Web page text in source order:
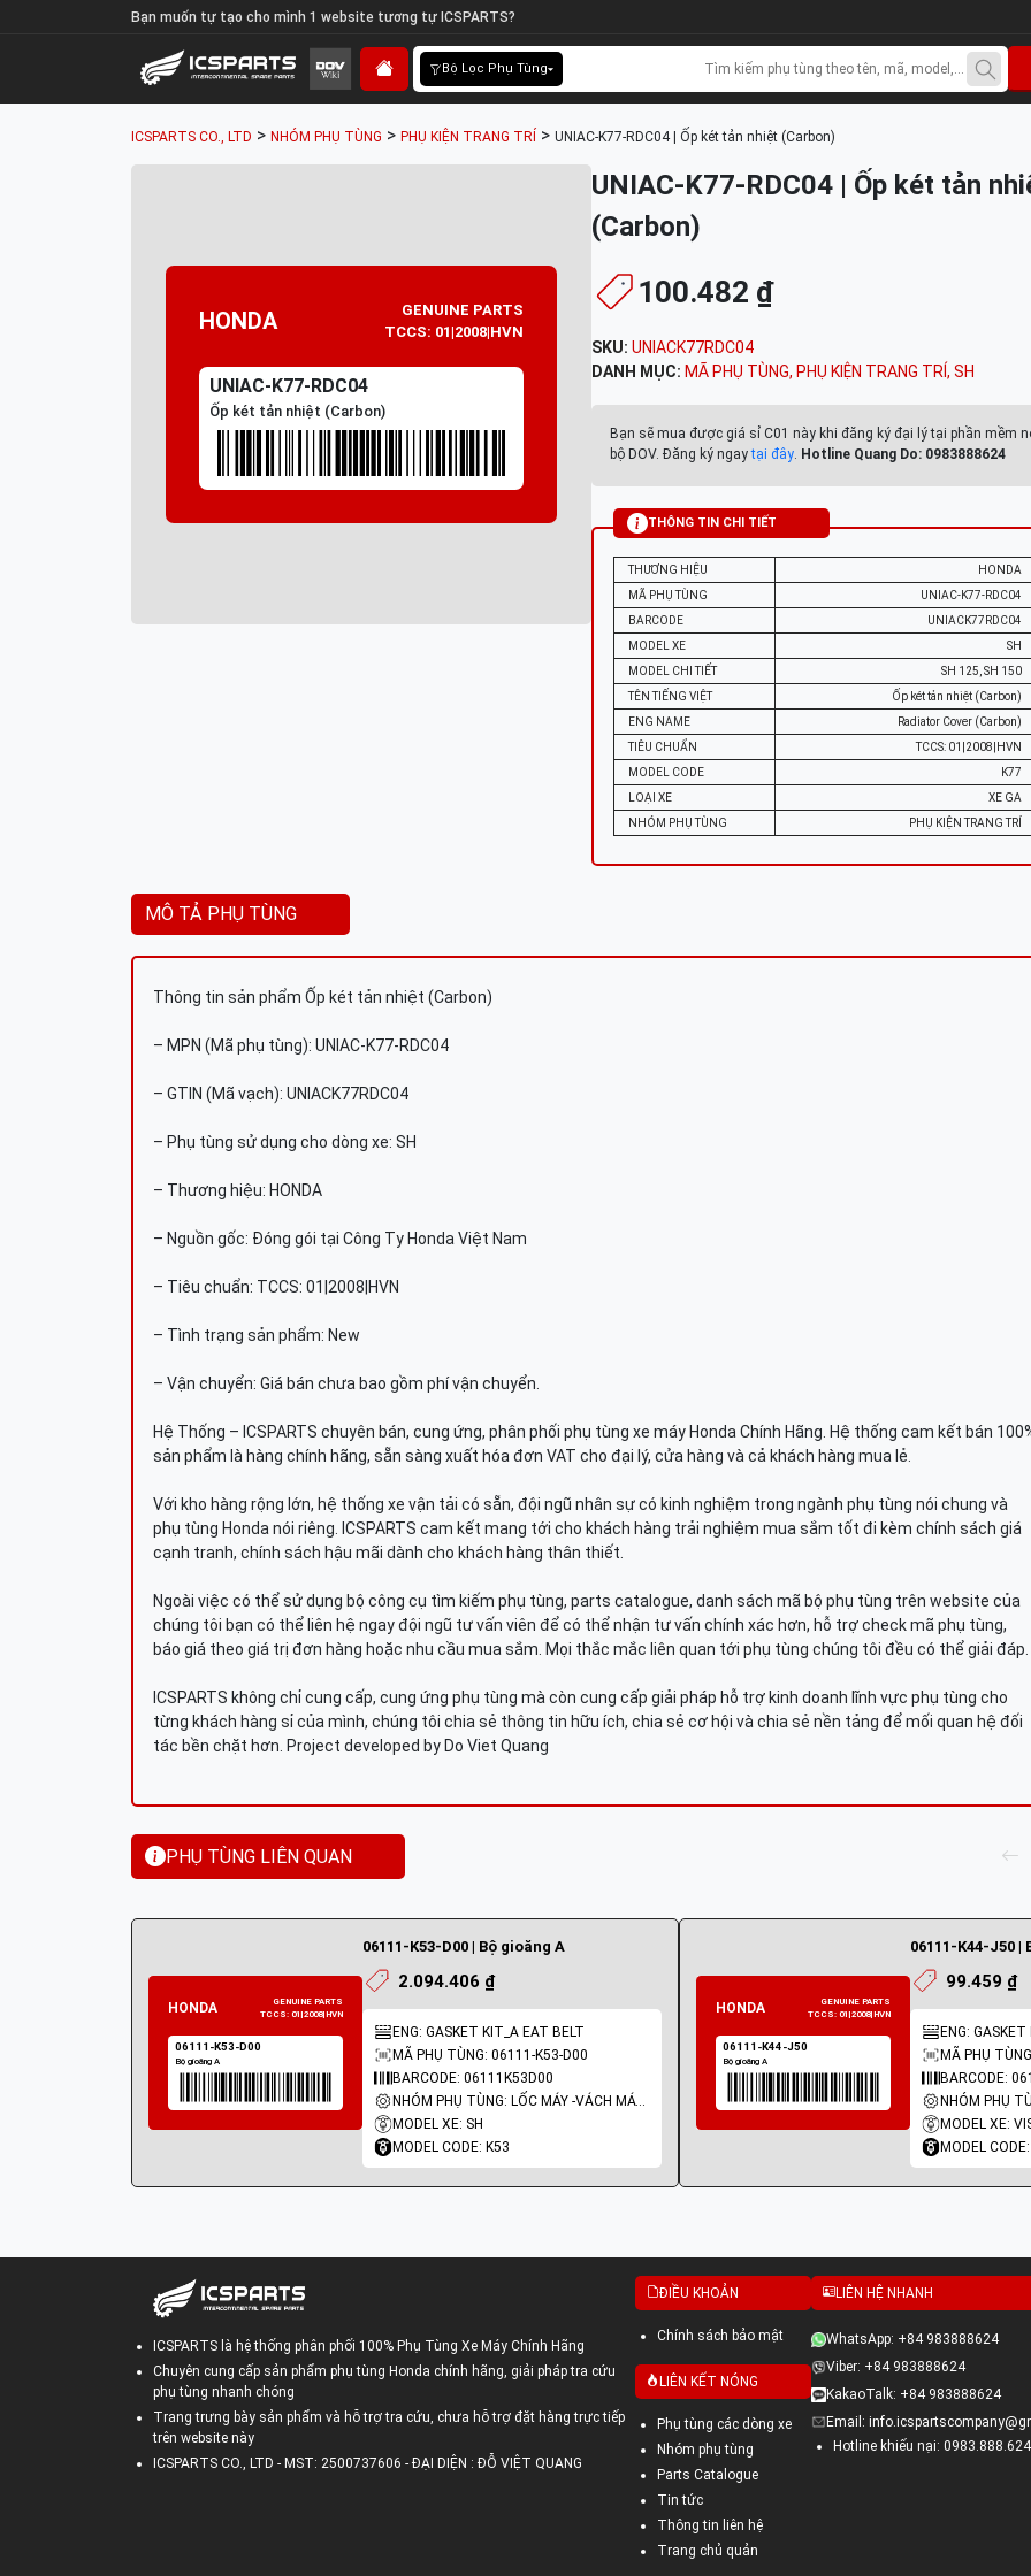
Bạn muốn tự tạo cho mình 1 website tương tự ICSPARTS?
Bộ Lọc Phụ Tùng
ICSPARTS CO., LTD > NHÓM PHỤ TÙNG > PHỤ KIỆN TRANG TRÍ > UNIAC-K77-RDC04 | Ốp két tản nhiệt (Carbon)
HONDA
GENUINE PARTS
TCCS: 01|2008|HVN
UNIAC-K77-RDC04
Ốp két tản nhiệt (Carbon)
UNIAC-K77-RDC04 | Ốp két tản
(Carbon)
100.482 ₫
SKU: UNIACK77RDC04
DANH MỤC: MÃ PHỤ TÙNG, PHỤ KIỆN TRANG TRÍ , SH
Bạn sẽ mua được giá sỉ C01 này khi đăng ký đại lý tại phần mềm
bộ DOV. Đăng ký ngaytại đây. Hotline Quang Do: 0983888624
THÔNG TIN CHI TIẾT
THƯƠNG HIỆU
HONDA
MÃ PHỤ TÙNG
UNIAC-K77-RDC04
BARCODE
UNIACK77RDC04
MODEL XE
SH
MODEL CHI TIẾT
SH 125, SH 150
TÊN TIẾNG VIỆT
Ốp két tản nhiệt (Carbon)
ENG NAME
Radiator Cover (Carbon)
TIÊU CHUẨN
TCCS: 01|2008|HVN
MODEL CODE
K77
LOẠI XE
XE GA
NHÓM PHỤ TÙNG
PHỤ KIỆN TRANG TRÍ
MÔ TẢ PHỤ TÙNG
Thông tin sản phẩm Ốp két tản nhiệt (Carbon)
– MPN (Mã phụ tùng): UNIAC-K77-RDC04
– GTIN (Mã vạch): UNIACK77RDC04
– Phụ tùng sử dụng cho dòng xe: SH
– Thương hiệu: HONDA
– Nguồn gốc: Đóng gói tại Công Ty Honda Việt Nam
– Tiêu chuẩn: TCCS: 01|2008|HVN
– Tình trạng sản phẩm: New
– Vận chuyển: Giá bán chưa bao gồm phí vận chuyển.
Hệ Thống – ICSPARTS chuyên bán, cung ứng, phân phối phụ tùng xe máy Honda Chính Hãng. Hệ thống cam kết bán
sản phẩm là hàng chính hãng, sẵn sàng xuất hóa đơn VAT cho đại lý, cửa hàng và cả khách hàng mua lẻ.
Với kho hàng rộng lớn, hệ thống xe vận tải có sẵn, đội ngũ nhân sự có kinh nghiệm trong ngành phụ tùng nói chung và
phụ tùng Honda nói riêng. ICSPARTS cam kết mang tới cho khách hàng trải nghiệm mua sắm tốt đi kèm chính sách giá
cạnh tranh, chính sách hậu mãi dành cho khách hàng thân thiết.
Ngoài việc có thể sử dụng bộ công cụ tìm kiếm phụ tùng, parts catalogue, danh sách mã bộ phụ tùng trên website của
chúng tôi bạn có thể liên hệ ngay đội ngũ tư vấn viên để có thể nhận tư vấn chính xác hơn, hỗ trợ check mã phụ tùng,
báo giá theo giá trị đơn hàng hoặc nhu cầu mua sắm. Mọi thắc mắc liên quan tới phụ tùng chúng tôi đều có thể giải đáp.
ICSPARTS không chỉ cung cấp, cung ứng phụ tùng mà còn cung cấp giải pháp hỗ trợ kinh doanh lĩnh vực phụ tùng cho
từng khách hàng sỉ của mình, chúng tôi chia sẻ thông tin hữu ích, chia sẻ cơ hội và chia sẻ nền tảng để mối quan hệ đối
tác bền chặt hơn. Project developed by Do Viet Quang
PHỤ TÙNG LIÊN QUAN
06111-K53-D00 | Bộ gioăng A
2.094.406 ₫
ENG: GASKET KIT_A EAT BELT
MÃ PHỤ TÙNG: 06111-K53-D00
BARCODE: 06111K53D00
NHÓM PHỤ TÙNG: LỐC MÁY -VÁCH MÁY - GIOĂNG MÁY
MODEL XE: SH
MODEL CODE: K53
06111-K44-J50 |
99.459 ₫
ENG: GASKET
MÃ PHỤ
BARCODE:
MODEL XE:
MODEL
ICSPARTS là hệ thống phân phối 100% Phụ Tùng Xe Máy Chính Hãng
Chuyên cung cấp sản phẩm phụ tùng Honda chính hãng, giải pháp tra cứu
phụ tùng nhanh chóng
Trang trưng bày sản phẩm và hỗ trợ tra cứu, chưa hỗ trợ đặt hàng trực tiếp
trên website này
ICSPARTS CO., LTD - MST: 2500737606 - ĐẠI DIỆN : ĐỖ VIỆT QUANG
ĐIỀU KHOẢN
Chính sách bảo mật
LIÊN KẾT NÓNG
Phụ tùng các dòng xe
Nhóm phụ tùng
Parts Catalogue
Tin tức
Thông tin liên hệ
Trang chủ quản
LIÊN HỆ NHANH
WhatsApp: +84 983888624
Viber: +84 983888624
KakaoTalk: +84 983888624
Email:
Hotline khiếu nại: 0983.888.624